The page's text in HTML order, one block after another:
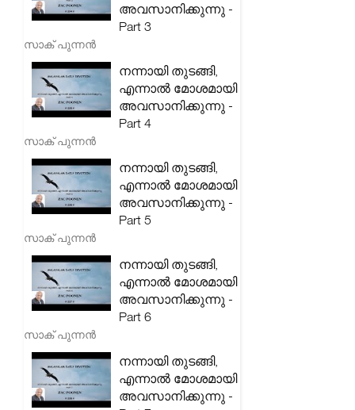
അവസാനിക്കുന്നു -
Part 3
സാക് പുന്നൻ
നന്നായി തുടങ്ങി,
എന്നാൽ മോശമായി
അവസാനിക്കുന്നു -
Part 4
സാക് പുന്നൻ
നന്നായി തുടങ്ങി,
എന്നാൽ മോശമായി
അവസാനിക്കുന്നു -
Part 5
സാക് പുന്നൻ
നന്നായി തുടങ്ങി,
എന്നാൽ മോശമായി
അവസാനിക്കുന്നു -
Part 6
സാക് പുന്നൻ
നന്നായി തുടങ്ങി,
എന്നാൽ മോശമായി
അവസാനിക്കുന്നു -